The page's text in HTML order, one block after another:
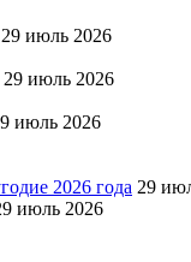
29 июль 2026
29 июль 2026
июль 2026
2026 года 29
июль 2026